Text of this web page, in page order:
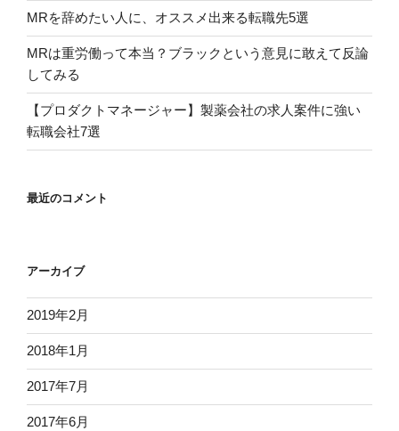
MRを辞めたい人に、オススメ出来る転職先5選
MRは重労働って本当？ブラックという意見に敢えて反論
してみる
【プロダクトマネージャー】製薬会社の求人案件に強い
転職会社7選
最近のコメント
アーカイブ
2019年2月
2018年1月
2017年7月
2017年6月